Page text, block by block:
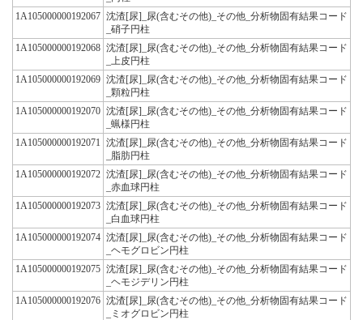
1A105000000192067 沈渣[尿]_尿(含むその他)_その他_分析物固有結果コード
_硝子円柱
1A105000000192068 沈渣[尿]_尿(含むその他)_その他_分析物固有結果コード
_上皮円柱
1A105000000192069 沈渣[尿]_尿(含むその他)_その他_分析物固有結果コード
_顆粒円柱
1A105000000192070 沈渣[尿]_尿(含むその他)_その他_分析物固有結果コード
_蝋様円柱
1A105000000192071
沈渣[尿]_尿(含むその他)_その他_分析物固有結果コード
_脂肪円柱
1A105000000192072 沈渣[尿]_尿(含むその他)_その他_分析物固有結果コード
_赤血球円柱
1A105000000192073 沈渣[尿]_尿(含むその他)_その他_分析物固有結果コード
_白血球円柱
1A105000000192074 沈渣[尿]_尿(含むその他)_その他_分析物固有結果コード
_ヘモグロビン円柱
1A105000000192075 沈渣[尿]_尿(含むその他)_その他_分析物固有結果コード
_ヘモジデリン円柱
1A105000000192076 沈渣[尿]_尿(含むその他)_その他_分析物固有結果コード
_ミオグロビン円柱